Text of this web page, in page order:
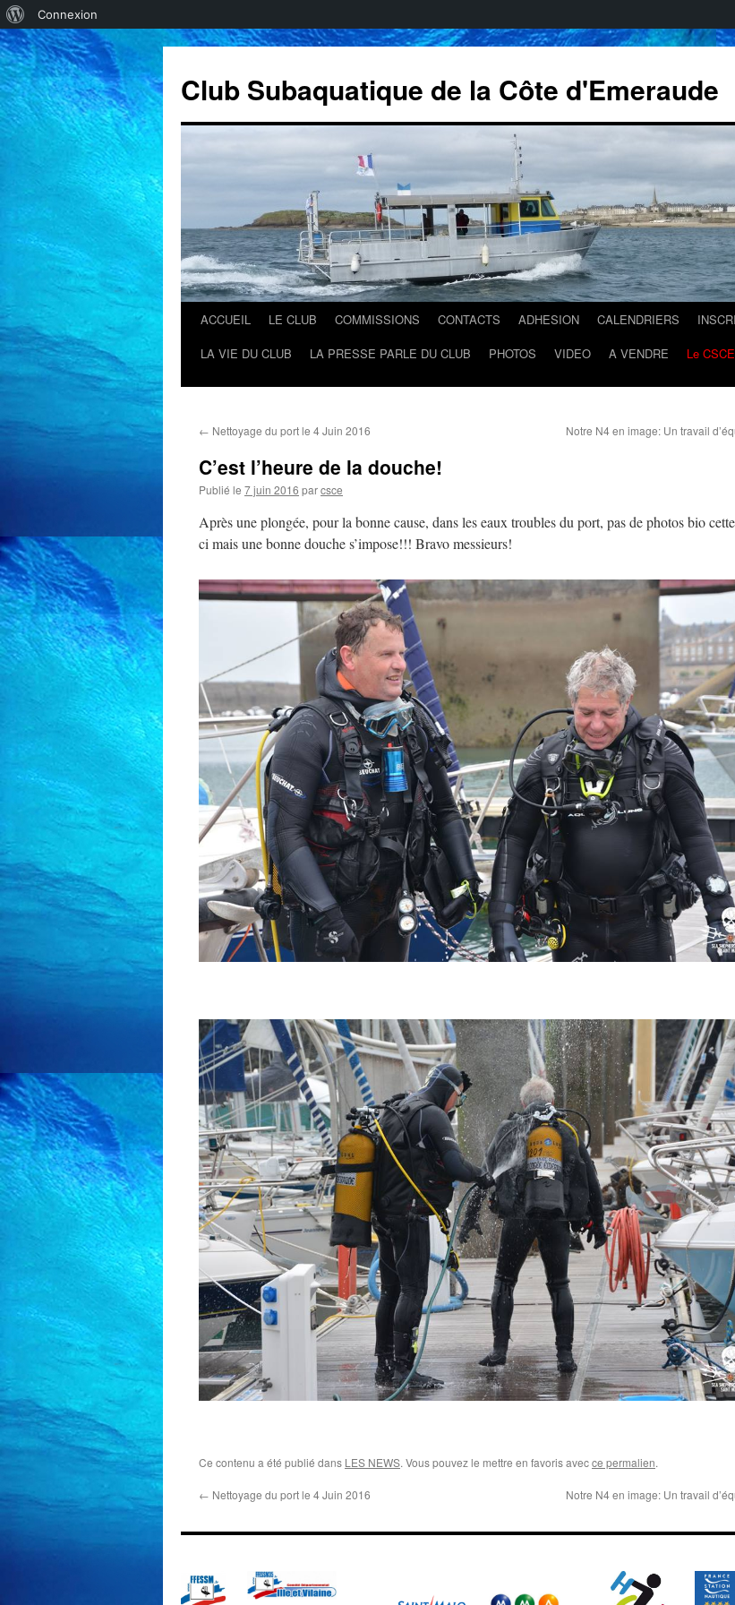
propos
de
WordPress
Connexion
Club Subaquatique de la Côte d'Emeraude
Aller
contenu
ACCUEIL LE CLUB COMMISSIONS CONTACTS ADHESION CALENDRIERS
LA VIE DU CLUB
LA PRESSE PARLE DU CLUB PHOTOS VIDEO A VENDRE Le
← Nettoyage du port le 4 Juin 2016 Notre N4 en image: Un travail
C’est l’heure de la douche!
Publié le 7 juin 2016 parcsce
Après une plongée, pour la bonne cause, dans les eaux troubles du port, pas de photos bio
ci mais une bonne douche s’impose!!! Bravomessieurs!
Ce contenu a été publié dans LES NEWS. Vous pouvez le mettre en favoris avecce permalien.
← Nettoyage du port le 4 Juin 2016 Notre N4 en image: Un travail